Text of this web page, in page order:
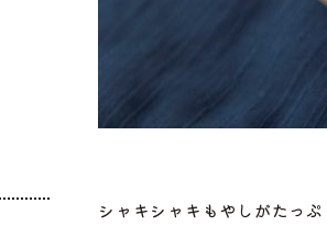
シャキシャキもやしがたっ
加工品から選ぶ